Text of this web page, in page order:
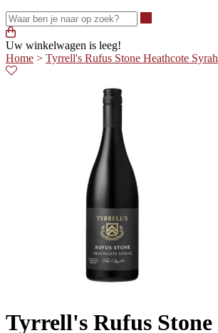
Uw winkelwagen is leeg!
Home > Tyrrell's Rufus Stone Heathcote Syrah
Tyrrell's Rufus Stone